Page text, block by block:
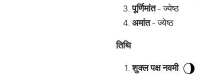
पूर्णिमांत- ज्येष्ठ
अमांत- ज्येष्ठ
तिथि
शुक्लपक्षनवमी